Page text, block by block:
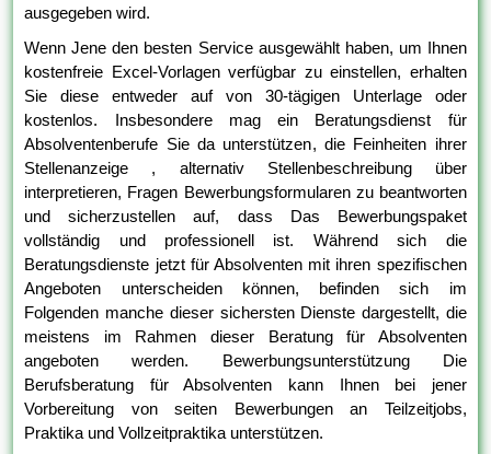
ausgegeben wird.
Wenn Jene den besten Service ausgewählt haben, um Ihnen
kostenfreie Excel-Vorlagen verfügbar zu einstellen, erhalten
Sie diese entweder auf von 30-tägigen Unterlage oder
kostenlos. Insbesondere mag ein Beratungsdienst für
Absolventenberufe Sie da unterstützen, die Feinheiten ihrer
Stellenanzeige , alternativ Stellenbeschreibung über
interpretieren, Fragen Bewerbungsformularen zu beantworten
und sicherzustellen auf, dass Das Bewerbungspaket
vollständig und professionell ist. Während sich die
Beratungsdienste jetzt für Absolventen mit ihren spezifischen
Angeboten unterscheiden können, befinden sich im
Folgenden manche dieser sichersten Dienste dargestellt, die
meistens im Rahmen dieser Beratung für Absolventen
angeboten werden. Bewerbungsunterstützung Die
Berufsberatung für Absolventen kann Ihnen bei jener
Vorbereitung von seiten Bewerbungen an Teilzeitjobs,
Praktika und Vollzeitpraktika unterstützen.